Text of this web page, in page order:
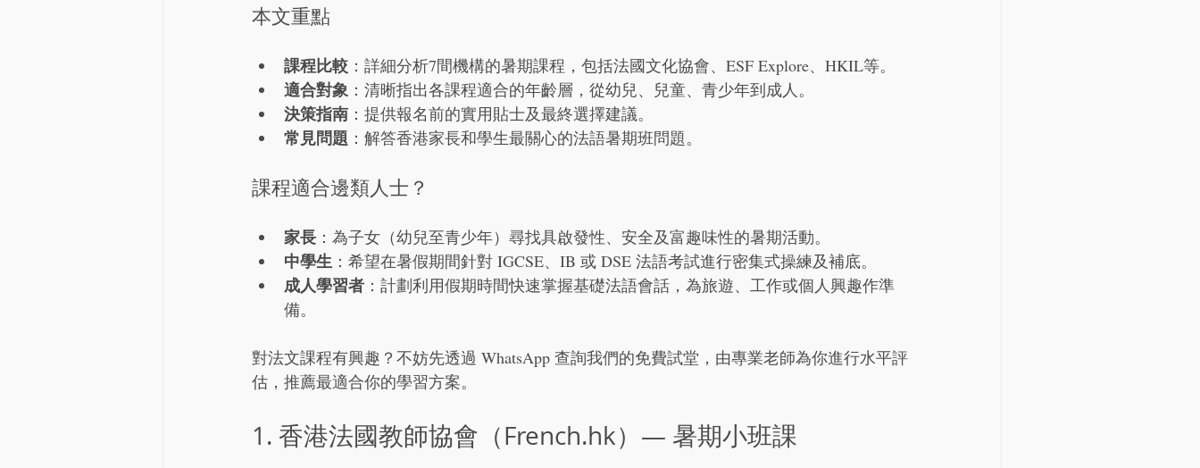
本文重點
課程比較 ：詳細分析7間機構的暑期課程，包括法國文化協會、ESF Explore、HKIL等。
適合對象 ：清晰指出各課程適合的年齡層，從幼兒、兒童、青少年到成人。
決策指南 ：提供報名前的實用貼士及最終選擇建議。
常見問題 ：解答香港家長和學生最關心的法語暑期班問題。
課程適合邊類人士？
家長 ：為子女（幼兒至青少年）尋找具啟發性、安全及富趣味性的暑期活動。
中學生 ：希望在暑假期間針對 IGCSE、IB 或 DSE 法語考試進行密集式操練及補底。
成人學習者 ：計劃利用假期時間快速掌握基礎法語會話，為旅遊、工作或個人興趣作準
備。
對法文課程有興趣？不妨先透過 WhatsApp 查詢我們的免費試堂，由專業老師為你進行水平評
估，推薦最適合你的學習方案。
1. 香港法國教師協會（French.hk）— 暑期小班課